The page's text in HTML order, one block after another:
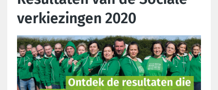
verkiezingen 2020